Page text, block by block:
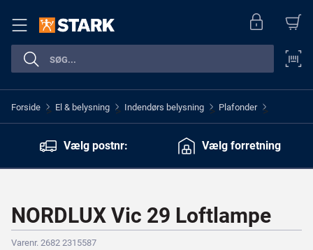
Forside > El & belysning > Indendørs belysning > Plafonder >
Vælg postnr: Vælg forretning
NORDLUX Vic 29 Loftlampe
Varenr. 2682 2315587